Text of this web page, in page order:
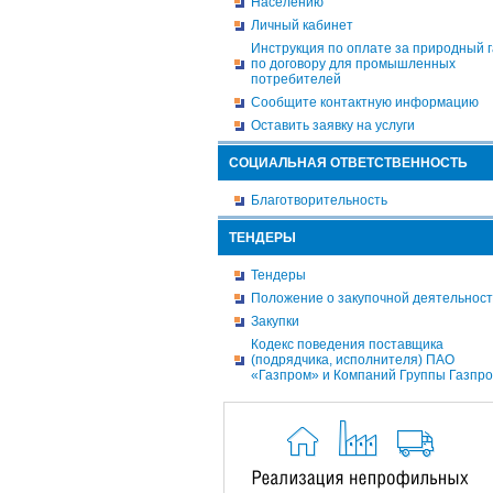
Личный кабинет
Инструкция по оплате за природный
по договору для промышленных
потребителей
Сообщите контактную информацию
Оставить заявку на услуги
СОЦИАЛЬНАЯ ОТВЕТСТВЕННОСТЬ
Благотворительность
ТЕНДЕРЫ
Тендеры
Положение о закупочной
Закупки
Кодекс поведения поставщика
(подрядчика, исполнителя) ПАО
«Газпром» и Компаний Группы